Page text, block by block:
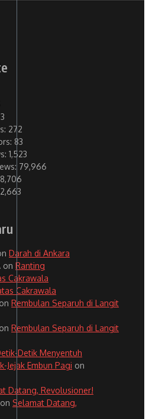
3
272
83
1,523
79,966
Darah di Ankara
on Ranting
Cakrawala
Cakrawala
on Rembulan Separuh di Langit
on Rembulan Separuh di Langit
Detik Menyentuh
Jejak Embun Pagi on
Datang, Revolusioner!
on Selamat Datang,